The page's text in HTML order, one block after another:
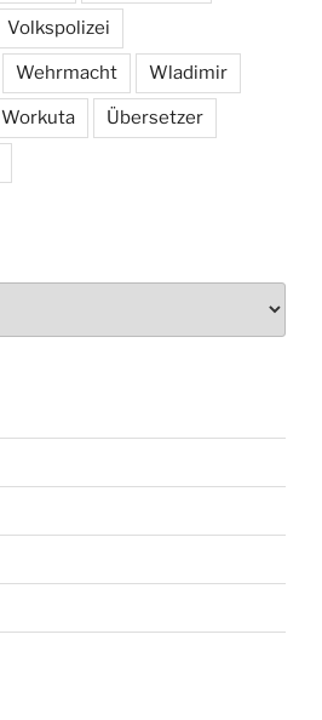
Volkspolizei
Wehrmacht Wladimir
Workuta Übersetzer